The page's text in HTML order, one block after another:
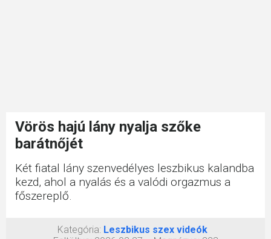
Vörös hajú lány nyalja szőke
barátnőjét
Két fiatal lány szenvedélyes leszbikus kalandba
kezd, ahol a nyalás és a valódi orgazmus a
főszereplő.
Kategória: Leszbikus szex videók